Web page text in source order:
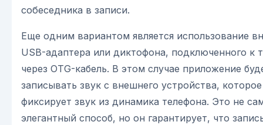
собеседника в записи.
Еще одним вариантом является использование
USB-адаптера или диктофона, подключенного к
через OTG-кабель. В этом случае приложение
записывать звук с внешнего устройства,
фиксирует звук из динамика телефона. Это не
элегантный способ, но он гарантирует, что